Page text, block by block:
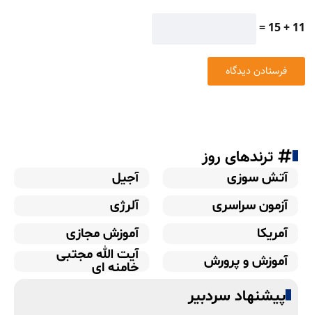
11 + 15 =
ترندهای روز
آتش سوزی
آجیل
آزمون سراسری
آلرژی
آمریکا
آموزش مجازی
آموزش و پرورش
آیت الله مجتبی
خامنه ای
پیشنهاد سردبیر